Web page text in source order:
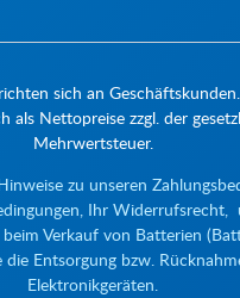
sich an
als Nettopreise zzgl. der
Mehrwertsteuer.
zu unseren
Ihr Widerrufsrecht,
Verkauf von Batterien
die Entsorgung bzw.
Elektronikgeräten.